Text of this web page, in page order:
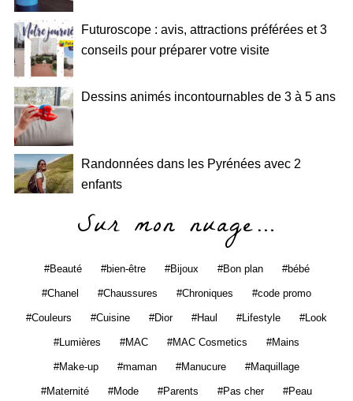
Futuroscope : avis, attractions préférées et 3
conseils pour préparer votre visite
Dessins animés incontournables de 3 à 5 ans
Randonnées dans les Pyrénées avec 2
enfants
Sur mon nuage…
Beauté bien-être Bijoux Bon plan bébé
Chanel Chaussures Chroniques code promo
Couleurs Cuisine Dior Haul Lifestyle Look
Lumières MAC MAC Cosmetics Mains
Make-up maman Manucure Maquillage
Maternité Mode Parents Pas cher Peau